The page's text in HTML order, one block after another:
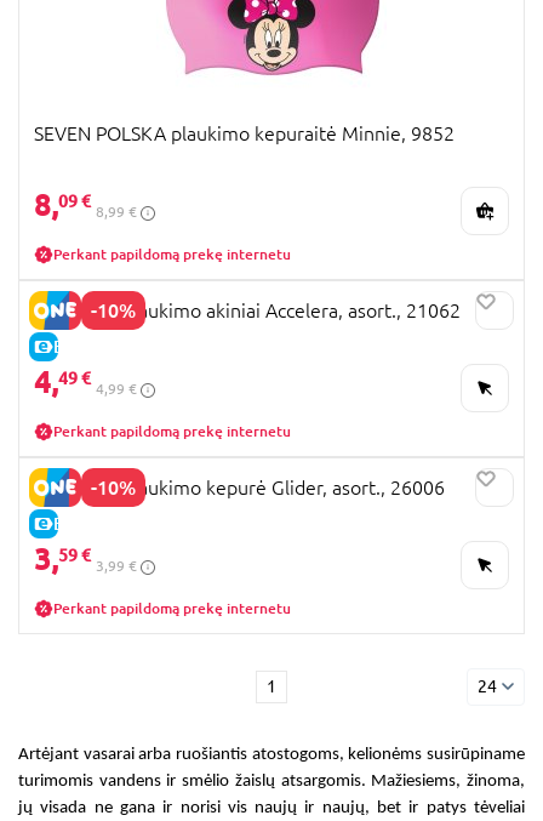
SEVEN POLSKA plaukimo kepuraitė Minnie, 9852
8,09 €
8,99 €
Perkant papildomą prekę internetu
-10%
E-KAINA
BESTWAY plaukimo akiniai Accelera, asort., 21062
4,49 €
4,99 €
Perkant papildomą prekę internetu
-10%
E-KAINA
BESTWAY plaukimo kepurė Glider, asort., 26006
3,59 €
3,99 €
Perkant papildomą prekę internetu
1 24
Artėjant vasarai arba ruošiantis atostogoms, kelionėms susirūpiname
turimomis vandens ir smėlio žaislų atsargomis. Mažiesiems, žinoma,
jų visada ne gana ir norisi vis naujų ir naujų, bet ir patys tėveliai